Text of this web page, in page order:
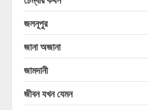
জলনূপুর
জানা অজানা
জামদানী
জীবন যখন যেমন